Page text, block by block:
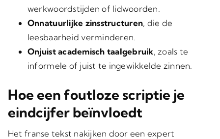
werkwoordstijden of lidwoorden.
Onnatuurlijke zinsstructuren, die de
leesbaarheid verminderen.
Onjuist academisch taalgebruik, zoals te
informele of juist te ingewikkelde zinnen.
Hoe een foutloze scriptie je
eindcijfer beïnvloedt
Het franse tekst nakijken door een expert